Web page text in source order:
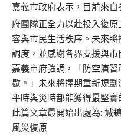
嘉義市政府表示，目前來
府團隊正全力以赴投入復
容與市民生活秩序。未來
調度，並感謝各界支援與市
嘉義市府強調，「防空演
歇。」未來將擇期重新規
平時與災時都能獲得最堅實
此篇文章最開始出處為: 城
風災復原